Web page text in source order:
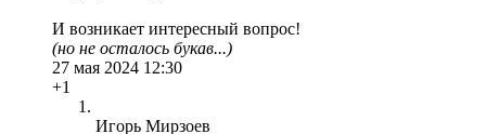
И возникает интересный вопрос!
(но не осталось букав...)
27 мая 2024 12:30
+1
Игорь Мирзоев